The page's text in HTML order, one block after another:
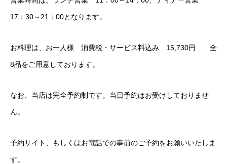
土蔵
四阿
アクセス・お問い合わせ
プライバシーポリシー
17：30～21：00となります。
お料理は、お一人様 消費税・サービス料込み 15,730円 全
8品をご用意しております。
なお、当店は完全予約制です。当日予約はお受けしておりませ
ん。
予約サイト、もしくはお電話での事前のご予約をお願いいたしま
す。